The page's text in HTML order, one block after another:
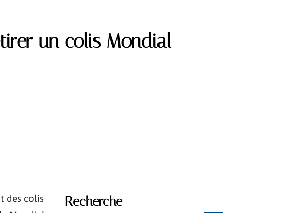
un colis Mondial
des colis
Recherche